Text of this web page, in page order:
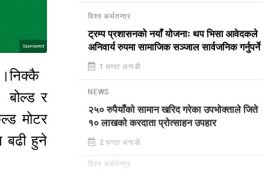
Sponsored
निक्कै
बोल्ड र
मोटर
बढी हुने
विश्व अर्थतन्त्र
ट्रम्प प्रशासनको नयाँ योजनाः थप भिसा आवेदकले
अनिवार्य रुपमा सामाजिक सञ्जाल सार्वजनिक गर्नुपर्ने
1 घण्टा अगाडी
NEWS
२५० रुपैयाँको सामान खरिद गरेका उपभोक्ताले जिते
१० लाखको करदाता प्रोत्साहन उपहार
2 घण्टा अगाडी